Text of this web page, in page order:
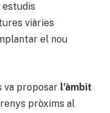
viàries
el nou
va proposar l’àmbit
pròxims al